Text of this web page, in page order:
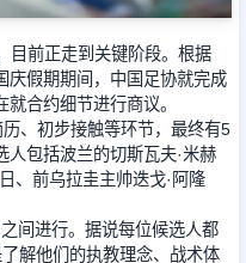
目前正走到关键阶段。根据
庆假期期间，中国足协就完成
合约细节进行商议。
、初步接触等环节，最终有5
包括波兰的切斯瓦夫·米赫
、前乌拉圭主帅迭戈·阿隆
间进行。据说每位候选人都
解他们的执教理念、战术体